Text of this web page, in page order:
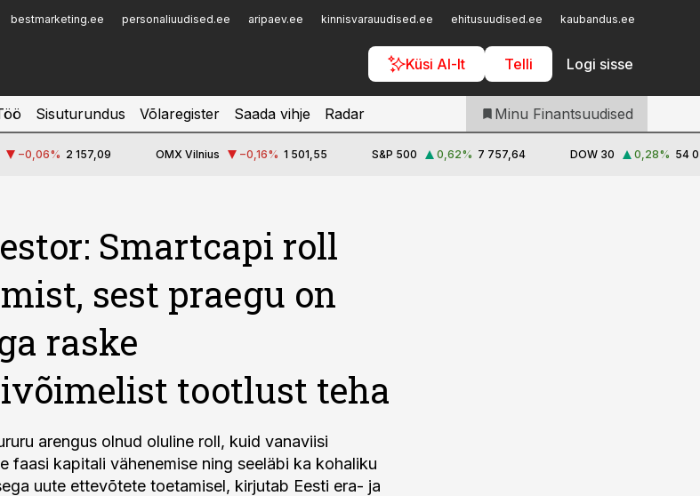
bestmarketing.ee personaliuudised.ee aripaev.ee kinnisvarauudised.ee ehitusuudised.ee kaubandus.ee
Küsi AI-lt Telli Logi sisse
Iseteenindus
Telli Finantsuudised
Sisuturundus Võlaregister Saada vihje Radar Minu Finantsuudised
−0,06% 2 157,09 OMX Vilnius −0,16% 1 501,55 S&P 500 0,62% 7 757,64 DOW 30 0,28% 54
Smartcapi roll
sest praegu on
raske
tootlust teha
arengus olnud oluline roll, kuid vanaviisi
faasi kapitali vähenemise ning seeläbi ka kohaliku
uute ettevõtete toetamisel, kirjutab Eesti era- ja